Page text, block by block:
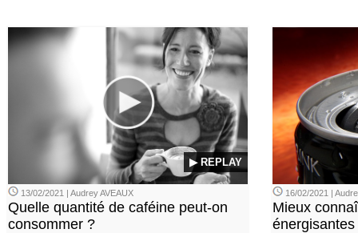
▶ REPLAY
13/02/2021 | Audrey AVEAUX
Quelle quantité de caféine peut-on
consommer ?
16/02/2021 |
Mieux
énergisantes